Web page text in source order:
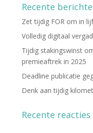
Recente
Zet tijdig FOR om in
Volledig digitaal
Tijdig stakingswinst
premieaftrek in 2025
Deadline publicatie
Denk aan tijdig
Recente reacties